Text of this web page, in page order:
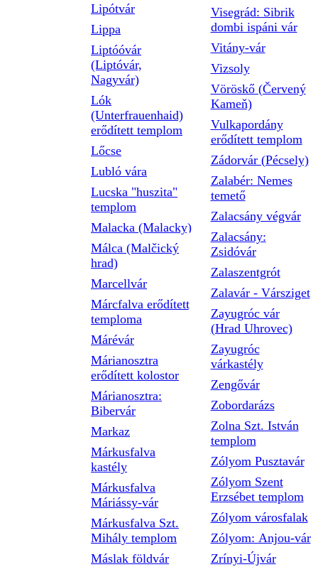
Lipótvár
Lippa
Liptóóvár
(Liptóvár,
Nagyvár)
Lók
(Unterfrauenhaid)
erődített templom
Lőcse
Lubló vára
Lucska "huszita"
templom
Malacka (Malacky)
Málca (Malčický
hrad)
Marcellvár
Márcfalva erődített
temploma
Márévár
Márianosztra
erődített kolostor
Márianosztra:
Bibervár
Markaz
Márkusfalva
kastély
Márkusfalva
Máriássy-vár
Márkusfalva Szt.
Mihály templom
Máslak földvár
Visegrád: Sibrik
dombi ispáni vár
Vitány-vár
Vizsoly
Vöröskő (Červený
Kameň)
Vulkapordány
erődített templom
Zádorvár (Pécsely)
Zalabér: Nemes
temető
Zalacsány végvár
Zalacsány:
Zsidóvár
Zalaszentgrót
Zalavár - Vársziget
Zayugróc vár
(Hrad Uhrovec)
Zayugróc
várkastély
Zengővár
Zobordarázs
Zolna Szt. István
templom
Zólyom Pusztavár
Zólyom Szent
Erzsébet templom
Zólyom városfalak
Zólyom: Anjou-vár
Zrínyi-Újvár